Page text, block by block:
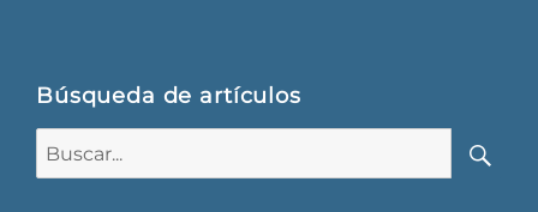
Búsqueda de artículos